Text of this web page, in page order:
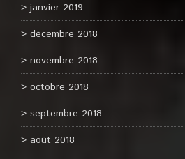
janvier 2019
décembre 2018
novembre 2018
octobre 2018
septembre 2018
août 2018